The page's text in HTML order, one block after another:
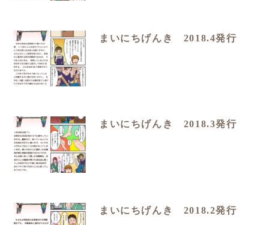
まいにちげんき 2018.4発行
まいにちげんき 2018.3発行
まいにちげんき 2018.2発行